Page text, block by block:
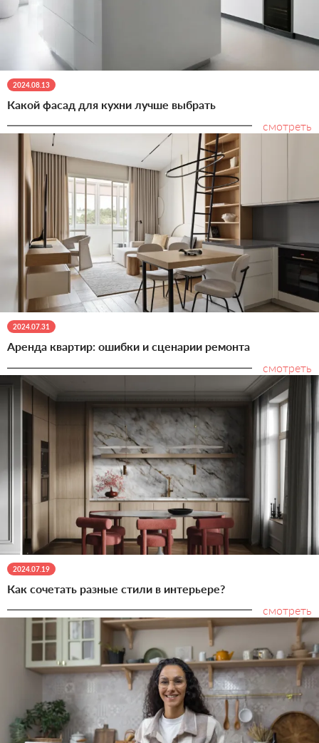
2024.08.13
Какой фасад для кухни лучше выбрать
смотреть
2024.07.31
Аренда квартир: ошибки и сценарии ремонта
смотреть
2024.07.19
Как сочетать разные стили в интерьере?
смотреть